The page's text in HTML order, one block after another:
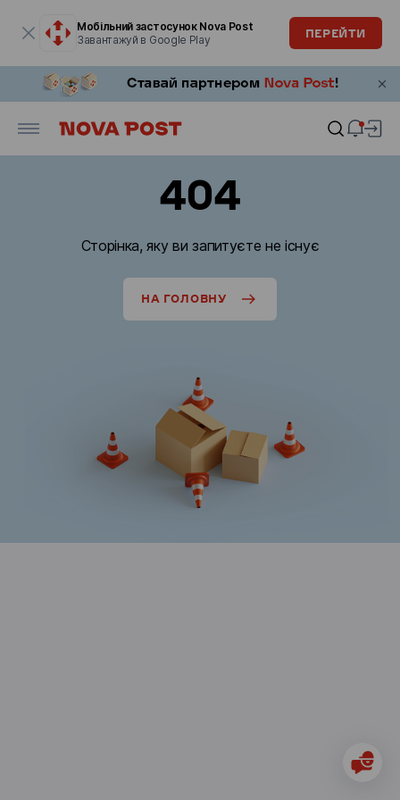
Мобільний застосунок Nova Post
Завантажуй в Google Play
ПЕРЕЙТИ
404
Сторінка, яку ви запитуєте не існує
НА ГОЛОВНУ